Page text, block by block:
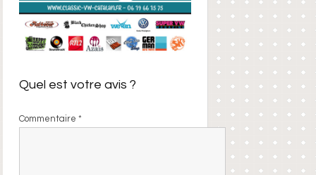
Quel est votre avis ?
Commentaire*